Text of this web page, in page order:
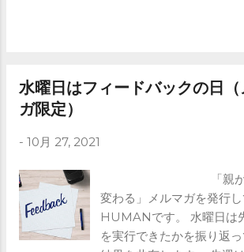
うです。 講師は田鎖綱
した。 その後1888年に
80字を基準として5分間
のを速記できる。 ●5級 ⇒
ルマガで ※ブログではメ
のみ記載しています。
水曜日はフィードバックの日（
ガ限定）
- 10月 27, 2021
「親が変わ
変わる」メルマガを発行
HUMANです。 水曜日は
を実行できたかを振り返